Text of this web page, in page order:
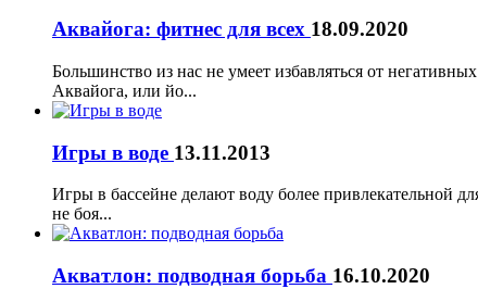
Аквайога: фитнес для всех 18.09.2020
Большинство из нас не умеет избавляться от
Аквайога, или йо...
Игры в воде 13.11.2013
Игры в бассейне делают воду более привлекательной
не боя...
Акватлон: подводная борьба 16.10.2020